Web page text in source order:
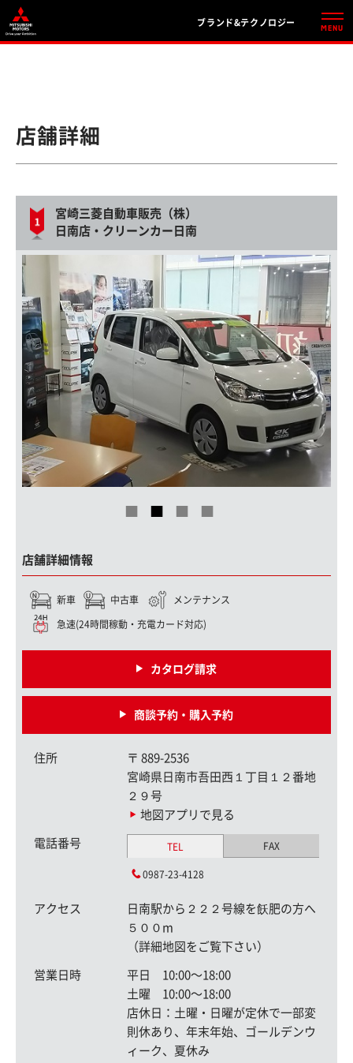
ブランド&テクノロジー
店舗詳細
宮崎三菱自動車販売（株）
日南店・クリーンカー日南
店舗詳細情報
新車 中古車 メンテナンス
急速(24時間稼動・充電カード対応)
カタログ請求
商談予約・購入予約
住所 〒 889-2536
宮崎県日南市吾田西１丁目１２番地
２９号
地図アプリで見る
電話番号 TEL FAX
0987-23-4128
アクセス
日南駅から２２２号線を飫肥の方へ
５００m
（詳細地図をご覧下さい）
営業日時
平日 10:00〜18:00
土曜 10:00〜18:00
店休日：土曜・日曜が定休で一部変
則休あり、年末年始、ゴールデンウ
ィーク、夏休み